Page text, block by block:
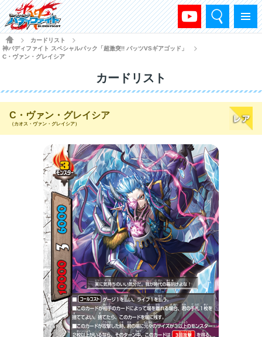
メニュー
検索
HOME
カードリスト
神バディファイト スペシャルパック「超激突!! バッツVSギアゴッド」
C・ヴァン・グレイシア
カードリスト
C・ヴァン・グレイシア
（カオス・ヴァン・グレイシア）